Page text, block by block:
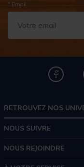
* Email
RETROUVEZ NOS
NOUS SUIVRE
NOUS REJOINDRE